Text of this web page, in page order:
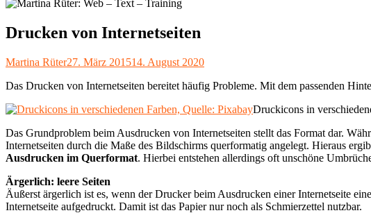
Drucken von Internetseiten
Autor
Martina RüterVeröffentlicht
27. März 201514. August 2020
Das Drucken von Internetseiten bereitet häufig Probleme. Mit dem passenden
Druckicons in
Das Grundproblem beim Ausdrucken von Internetseiten stellt das Format dar.
Internetseiten durch die Maße des Bildschirms querformatig angelegt. Hieraus
Ausdrucken im Querformat. Hierbei entstehen allerdings oft unschöne
Ärgerlich: leere Seiten
Äußerst ärgerlich ist es, wenn der Drucker beim Ausdrucken einer Internetseite
Internetseite aufgedruckt. Damit ist das Papier nur noch als Schmierzettel nutzbar.